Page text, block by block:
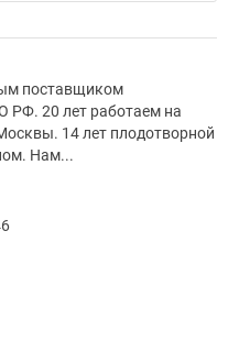
поставщиком
РФ. 20 лет работаем на
14 лет плодотворной
Нам...